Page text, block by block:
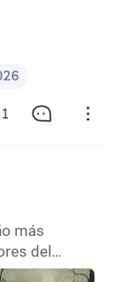
1
más
del
cuatro